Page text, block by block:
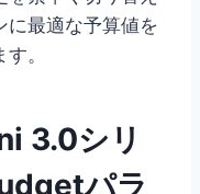
に最適な予算値を
。
3.0シリ
パラ